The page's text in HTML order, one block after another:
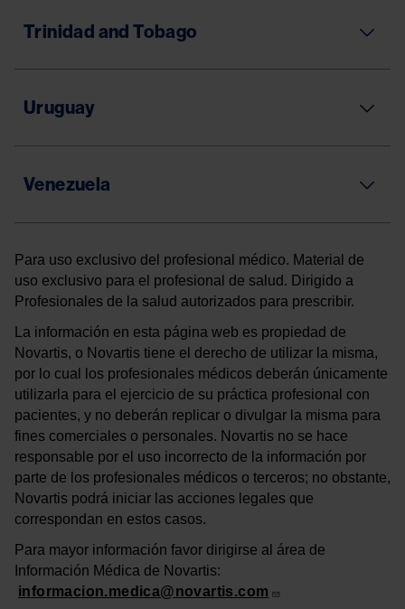
Trinidad and Tobago
Uruguay
Venezuela
Para uso exclusivo del profesional médico. Material de
uso exclusivo para el profesional de salud. Dirigido a
Profesionales de la salud autorizados para prescribir.
La información en esta página web es propiedad de
Novartis, o Novartis tiene el derecho de utilizar la misma,
por lo cual los profesionales médicos deberán únicamente
utilizarla para el ejercicio de su práctica profesional con
pacientes, y no deberán replicar o divulgar la misma para
fines comerciales o personales. Novartis no se hace
responsable por el uso incorrecto de la información por
parte de los profesionales médicos o terceros; no obstante,
Novartis podrá iniciar las acciones legales que
correspondan en estos casos.
Para mayor información favor dirigirse al área de
Información Médica de Novartis:
informacion.medica@novartis.com